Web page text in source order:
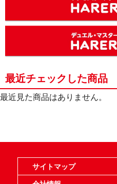
最近チェックした商品
最近見た商品はありません。
サイトマップ